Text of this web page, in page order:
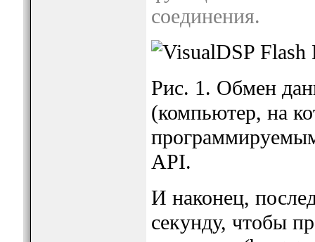
соединения.
Рис. 1. Обмен
(компьютер, на
API.
И наконец,
секунду, чтобы